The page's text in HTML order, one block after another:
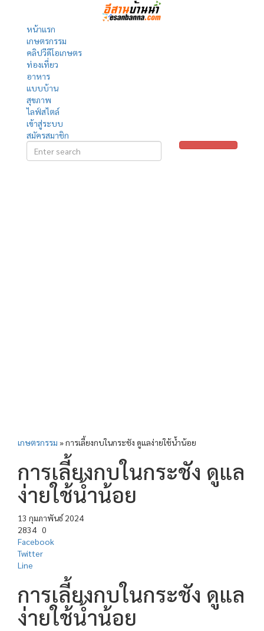
หน้าแรก
เกษตรกรรม
คลิปวีดีโอเกษตร
ท่องเที่ยว
อาหาร
แบบบ้าน
สุขภาพ
ไลฟ์สไตล์
เข้าสู่ระบบ
สมัครสมาชิก
เกษตรกรรม »การเลี้ยงกบในกระชัง ดูแลง่ายใช้น้ำน้อย
การเลี้ยงกบในกระชัง ดูแล
ง่ายใช้น้ำน้อย
13 กุมภาพันธ์ 2024
2834 0
Facebook
Twitter
Line
การเลี้ยงกบในกระชัง ดูแล
ง่ายใช้น้ำน้อย